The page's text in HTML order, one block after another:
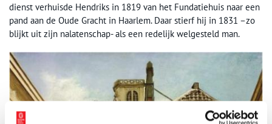
dienst verhuisde Hendriks in 1819 van het Fundatiehuis naar een
pand aan de Oude Gracht in Haarlem. Daar stierf hij in 1831 –zo
blijkt uit zijn nalatenschap- als een redelijk welgesteld man.